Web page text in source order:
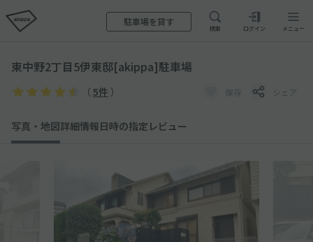
駐車場を貸す
検索 ログイン メニュー
東中野2丁目5伊東邸[akippa]駐車場
（ 5件 ） 保存 シェア
写真・地図詳細情報日時の指定 レビュー